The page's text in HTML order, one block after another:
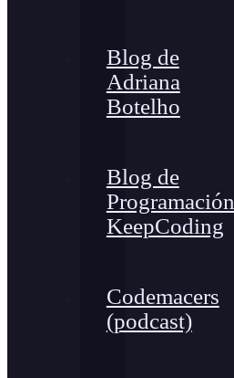
Blog de
Adriana
Botelho
Blog de
Programación
KeepCoding
Codemacers
(podcast)